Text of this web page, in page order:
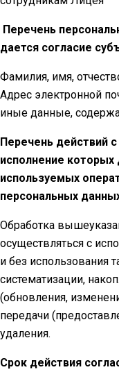
Перечень
дается согласие
Фамилия, имя,
Адрес электронной
иные данные,
Перечень действий
исполнение
используемых
персональных
Обработка
осуществляться с
и без использования
систематизации,
(обновления,
передачи
удаления.
Срок действия